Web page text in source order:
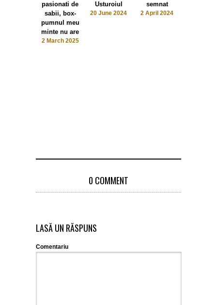
pasionati de
sabii, box-
pumnul meu
minte nu are
2 March 2025
Usturoiul
20 June 2024
semnat
2 April 2024
0 COMMENT
LASĂ UN RĂSPUNS
Comentariu